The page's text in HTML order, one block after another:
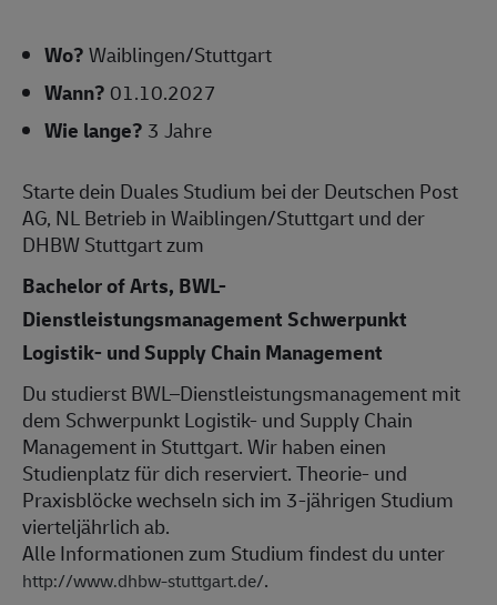
Wo?Waiblingen/Stuttgart
Wann? 01.10.2027
Wie lange? 3 Jahre
Starte dein Duales Studium bei der Deutschen Post
AG, NL Betrieb in Waiblingen/Stuttgart und der
DHBW Stuttgart zum
Bachelor of Arts, BWL-
Dienstleistungsmanagement Schwerpunkt
Logistik- und Supply Chain Management
Du studierst BWL–Dienstleistungsmanagement mit
dem Schwerpunkt Logistik- und Supply Chain
Management in Stuttgart. Wir haben einen
Studienplatz für dich reserviert. Theorie- und
Praxisblöcke wechseln sich im 3-jährigen Studium
vierteljährlich ab.
Alle Informationen zum Studium findest du unter
http://www.dhbw-stuttgart.de/.